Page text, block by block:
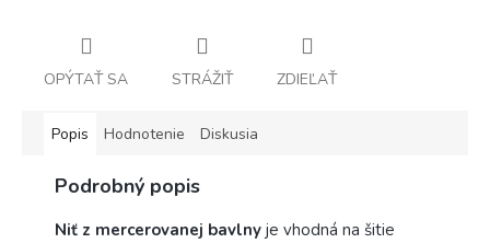
OPÝTAŤ SA STRÁŽIŤ ZDIEĽAŤ
Popis Hodnotenie Diskusia
Podrobný popis
Niť z mercerovanej bavlny je vhodná na šitie